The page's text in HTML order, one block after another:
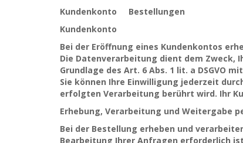
Kundenkonto Bestellungen
Kundenkonto
Bei der Eröffnung eines Kundenkontos
Die Datenverarbeitung dient dem Zweck,
Grundlage des Art. 6 Abs. 1 lit. a DSGVO
Sie können Ihre Einwilligung jederzeit
erfolgten Verarbeitung berührt wird. Ihr
Erhebung, Verarbeitung und Weitergabe
Bei der Bestellung erheben und
Bearbeitung Ihrer Anfragen erforderlich